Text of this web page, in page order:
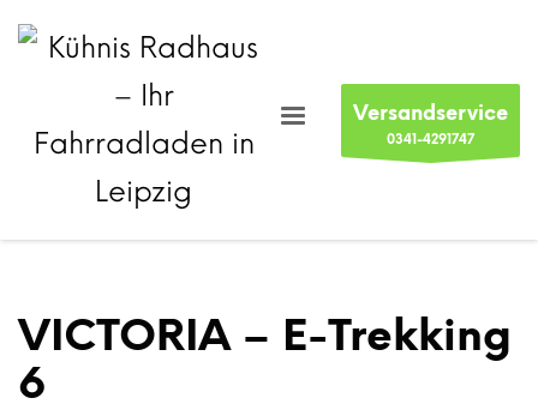
Versandservice
0341-4291747
VICTORIA – E-Trekking
6